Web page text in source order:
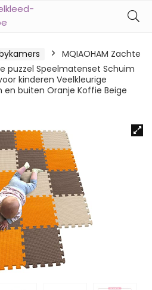
MQIAOHAM Zachte
puzzel Speelmatenset Schuim
kinderen Veelkleurige
en buiten Oranje Koffie Beige